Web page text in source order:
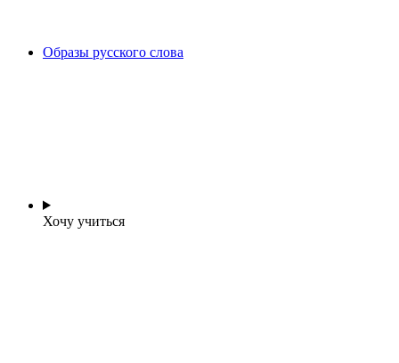
Образы русского слова
Хочу учиться